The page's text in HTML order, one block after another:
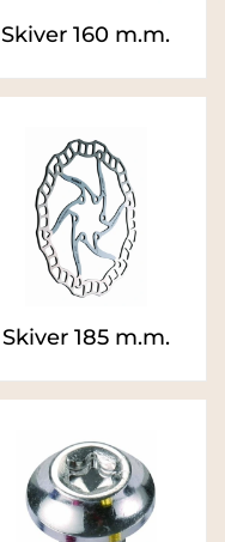
Skiver 160 m.m.
Skiver 185 m.m.